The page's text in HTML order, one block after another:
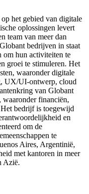
het gebied van digitale
oplossingen levert
team van meer dan
bedrijven in staat
om hun activiteiten te
groei te stimuleren. Het
waaronder digitale
UX/UI-ontwerp, cloud
van Globant
waaronder financiën,
bedrijf is toegewijd
en
om de
te
Aires, Argentinië,
met kantoren in meer
Azië.